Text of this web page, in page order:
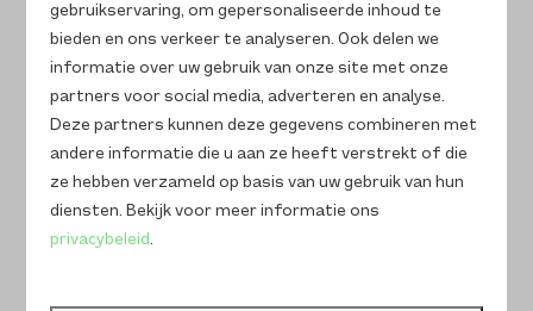
Hybride werken: deels thuis, minimaal twee
dagen per week op kantoor in Ermelo.
Een comfortabele werkplek, ook thuis: zit/sta-
bureau, groot curved scherm en een MacBook
van de zaak.
Veel vrijheid, verantwoordelijkheid en ruimte
voor jouw ideeën.
gebruikservaring, om gepersonaliseerde inhoud te
bieden en ons verkeer te analyseren. Ook delen we
informatie over uw gebruik van onze site met onze
partners voor social media, adverteren en analyse.
Deze partners kunnen deze gegevens combineren met
andere informatie die u aan ze heeft verstrekt of die
ze hebben verzameld op basis van uw gebruik van hun
diensten. Bekijk voor meer informatie ons
privacybeleid.